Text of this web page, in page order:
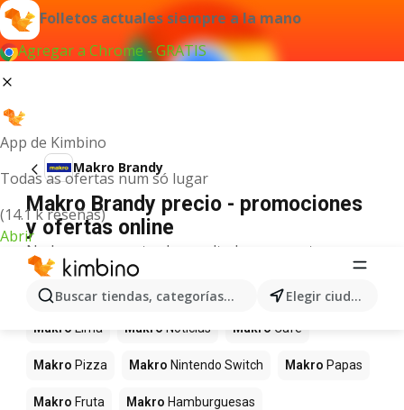
Folletos actuales siempre a la mano
Agregar a Chrome - GRATIS
App de Kimbino
Todas as ofertas num só lugar
(14.1 k reseñas)
Abrir
Buscar tiendas, categorías, productos... Elegir ciudad
Makro Brandy
Makro Brandy precio - promociones
y ofertas online
No hemos encontrado resultados para este
término.
Más productos en tiendas Makro
Makro Lima Makro Noticias Makro Café
Makro Pizza Makro Nintendo Switch Makro Papas
Makro Fruta Makro Hamburguesas